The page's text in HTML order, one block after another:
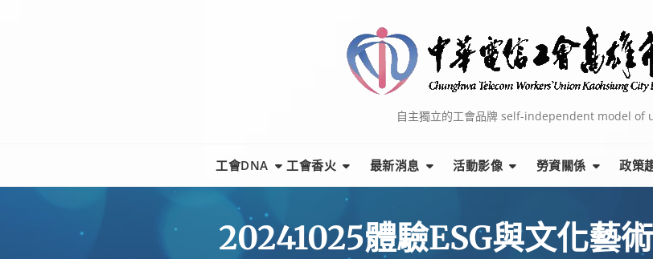
自主獨立的工會品牌 self-independent model of
工會DNA 工會香火 最新消息 活動影像 勞資關係 政策
20241025體驗ESG與文化藝